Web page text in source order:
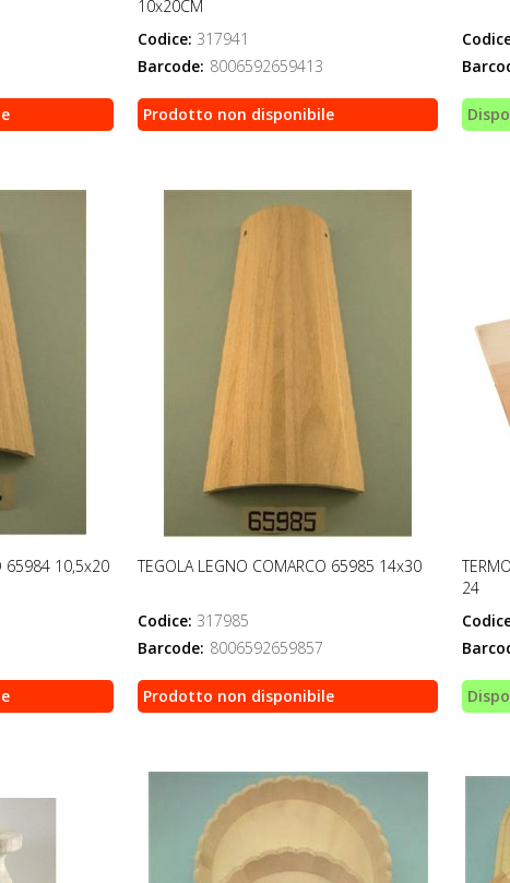
10x20CM
Codice: 317941
Barcode: 8006592659413
Prodotto non disponibile
65984 10,5x20 TEGOLA LEGNO COMARCO 65985 14x30
Codice: 317985
Barcode: 8006592659857
Prodotto non disponibile
24